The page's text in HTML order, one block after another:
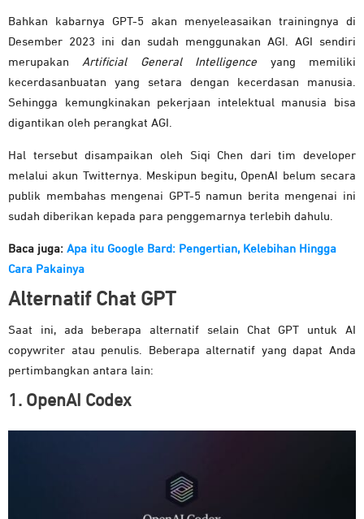
Bahkan kabarnya GPT-5 akan menyeleasaikan trainingnya di
Desember 2023 ini dan sudah menggunakan AGI. AGI sendiri
merupakanArtificial General Intelligence yang memiliki
kecerdasanbuatan yang setara dengan kecerdasan manusia.
Sehingga kemungkinakan pekerjaan intelektual manusia bisa
digantikan oleh perangkat AGI.
Hal tersebut disampaikan oleh Siqi Chen dari tim developer
melalui akun Twitternya. Meskipun begitu, OpenAI belum secara
publik membahas mengenai GPT-5 namun berita mengenai ini
sudah diberikan kepada para penggemarnya terlebih dahulu.
Baca juga: Apa itu Google Bard: Pengertian, Kelebihan Hingga
Cara Pakainya
Alternatif Chat GPT
Saat ini, ada beberapa alternatif selain Chat GPT untuk AI
copywriter atau penulis. Beberapa alternatif yang dapat Anda
pertimbangkan antara lain:
1. OpenAI Codex